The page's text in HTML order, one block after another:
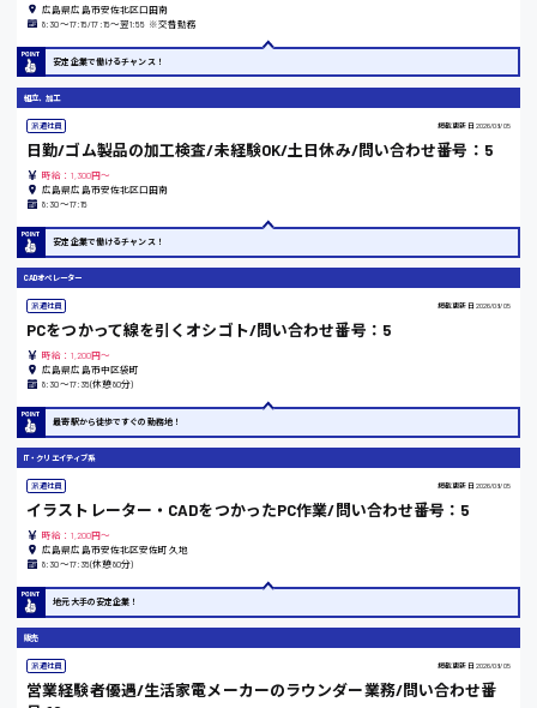
ホール
調理
洗い場
営業
ラウンダー営業
ルート営業
その他の専門職
施設管理・整備
施工管理
自動車整備士
配送・ドライバー
東広島市
安芸太田町
安芸郡
日給9000円～
広島県広島市安佐北区口田南
8:30〜17:15/17:15〜翌1:55 ※交替勤務
安定企業で働けるチャンス！
組立、加工
派遣社員 掲載更新日 2026/08/05
日勤/ゴム製品の加工検査/未経験OK/土日休み/問い合わせ番号：5
時給：1,300円～
広島県広島市安佐北区口田南
8:30〜17:15
安定企業で働けるチャンス！
CADオペレーター
派遣社員 掲載更新日 2026/08/05
PCをつかって線を引くオシゴト/問い合わせ番号：5
時給：1,200円～
広島県広島市中区袋町
8:30〜17:35(休憩80分)
最寄駅から徒歩ですぐの勤務地！
IT・クリエイティブ系
派遣社員 掲載更新日 2026/08/05
イラストレーター・CADをつかったPC作業/問い合わせ番号：5
時給：1,200円～
広島県広島市安佐北区安佐町久地
8:30〜17:35(休憩80分)
地元大手の安定企業！
販売
派遣社員 掲載更新日 2026/08/05
営業経験者優遇/生活家電メーカーのラウンダー業務/問い合わせ番